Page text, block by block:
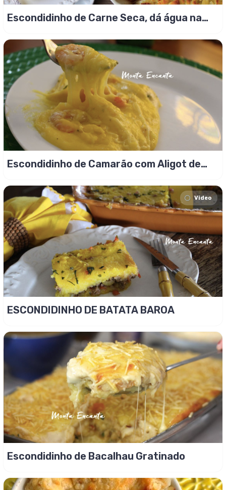
Escondidinho de Carne Seca, dá água na
Escondidinho de Camarão com Aligot de
Video
ESCONDIDINHO DE BATATA BAROA
Escondidinho de Bacalhau Gratinado